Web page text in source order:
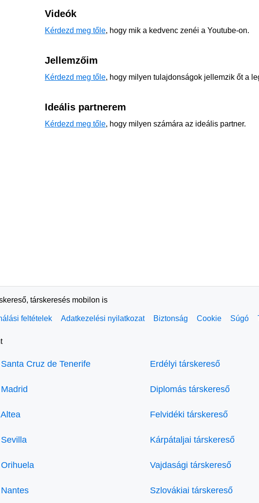
Videók
Kérdezd meg tőle, hogy mik a kedvenc zenéi a Youtube-on.
Jellemzőim
Kérdezd meg tőle, hogy milyen tulajdonságok jellemzik őt a
Ideális partnerem
Kérdezd meg tőle, hogy milyen számára az ideális partner.
társkeresés mobilon is
feltételek Adatkezelési nyilatkozat Biztonság Cookie Súgó
Cruz de Tenerife Erdélyi társkereső
Diplomás társkereső
Felvidéki társkereső
Kárpátaljai társkereső
Vajdasági társkereső
Szlovákiai társkereső